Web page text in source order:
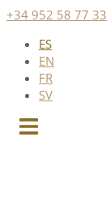
Saltar
contenido
+34 952 58 77 33
ES
EN
FR
SV